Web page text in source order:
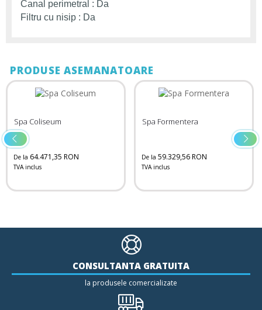
Canal perimetral : Da
Filtru cu nisip : Da
PRODUSE ASEMANATOARE
Spa Coliseum
De la 64.471,35 RON
TVA inclus
Spa Formentera
De la 59.329,56 RON
TVA inclus
CONSULTANTA GRATUITA
la produsele comercializate